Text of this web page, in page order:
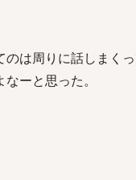
は周りに話しまくっ
ーと思った。